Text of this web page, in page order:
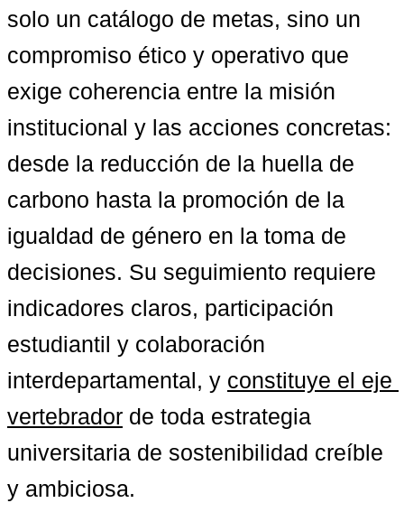
solo un catálogo de metas, sino un
compromiso ético y operativo que
exige coherencia entre la misión
institucional y las acciones concretas:
desde la reducción de la huella de
carbono hasta la promoción de la
igualdad de género en la toma de
decisiones. Su seguimiento requiere
indicadores claros, participación
estudiantil y colaboración
interdepartamental, y constituye el eje
vertebrador de toda estrategia
universitaria de sostenibilidad creíble
y ambiciosa.